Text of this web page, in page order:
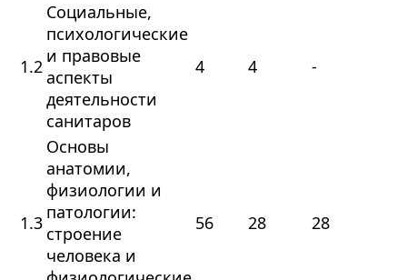
1.2
Социальные,
психологические
и правовые
аспекты
деятельности
санитаров
4 4 -
1.3
Основы
анатомии,
физиологии и
патологии:
строение
человека и
56 28 28